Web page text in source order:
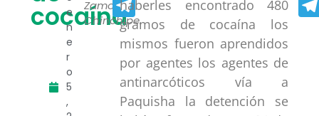
cocaína
e
n
e
r
o
5
,
Zamora
Chinchipe.
haberles encontrado 480
gramos de cocaína los
mismos fueron aprendidos
por agentes los agentes de
antinarcóticos vía a
Paquisha la detención se